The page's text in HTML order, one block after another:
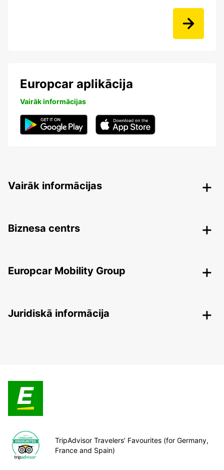
Europcar aplikācija
Vairāk informācijas
Vairāk informācijas
Biznesa centrs
Europcar Mobility Group
Juridiskā informācija
TripAdvisor Travelers’ Favourites (for Germany,
France and Spain)